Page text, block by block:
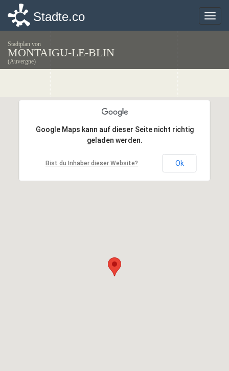
Toggle
Stadte.co
Stadtplan von
MONTAIGU-LE-BLIN
(Auvergne)
Google Maps kann auf dieser Seite nicht richtig
geladen werden.
Bist du Inhaber dieser Website? Ok
Google Maps kann auf dieser Seite nicht richtig
geladen werden.
Bist du Inhaber dieser Website? Ok
Toggle
Stadte.co